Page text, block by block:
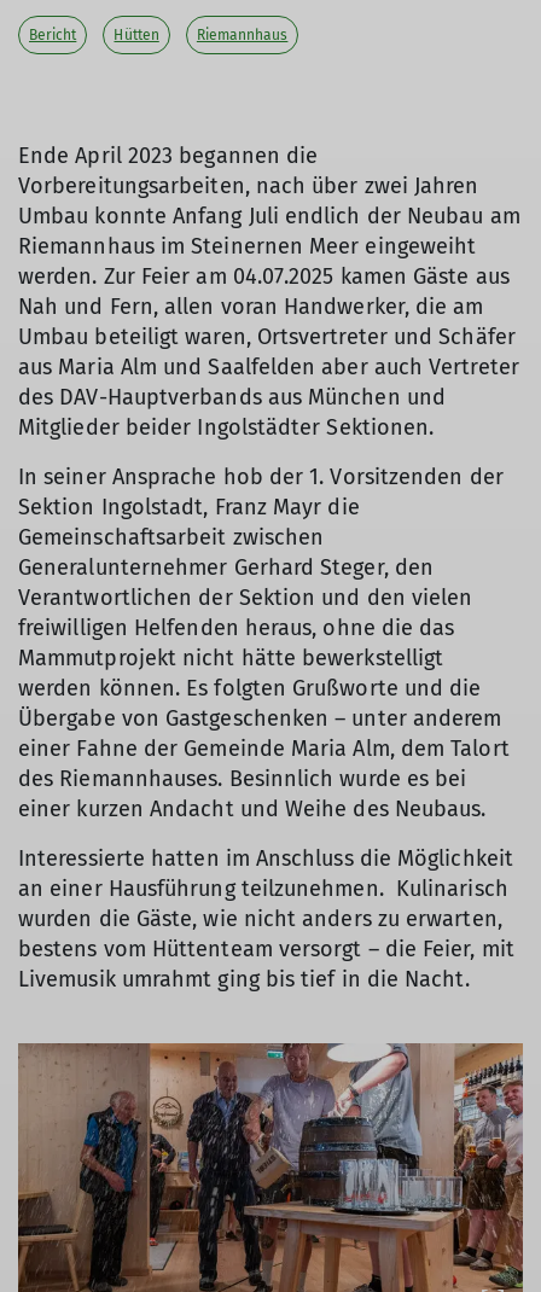
Bericht Hütten Riemannhaus
Ende April 2023 begannen die
Vorbereitungsarbeiten, nach über zwei Jahren
Umbau konnte Anfang Juli endlich der Neubau am
Riemannhaus im Steinernen Meer eingeweiht
werden. Zur Feier am 04.07.2025 kamen Gäste aus
Nah und Fern, allen voran Handwerker, die am
Umbau beteiligt waren, Ortsvertreter und Schäfer
aus Maria Alm und Saalfelden aber auch Vertreter
des DAV-Hauptverbands aus München und
Mitglieder beider Ingolstädter Sektionen.
In seiner Ansprache hob der 1. Vorsitzenden der
Sektion Ingolstadt, Franz Mayr die
Gemeinschaftsarbeit zwischen
Generalunternehmer Gerhard Steger, den
Verantwortlichen der Sektion und den vielen
freiwilligen Helfenden heraus, ohne die das
Mammutprojekt nicht hätte bewerkstelligt
werden können. Es folgten Grußworte und die
Übergabe von Gastgeschenken – unter anderem
einer Fahne der Gemeinde Maria Alm, dem Talort
des Riemannhauses. Besinnlich wurde es bei
einer kurzen Andacht und Weihe des Neubaus.
Interessierte hatten im Anschluss die Möglichkeit
an einer Hausführung teilzunehmen. Kulinarisch
wurden die Gäste, wie nicht anders zu erwarten,
bestens vom Hüttenteam versorgt – die Feier, mit
Livemusik umrahmt ging bis tief in die Nacht.